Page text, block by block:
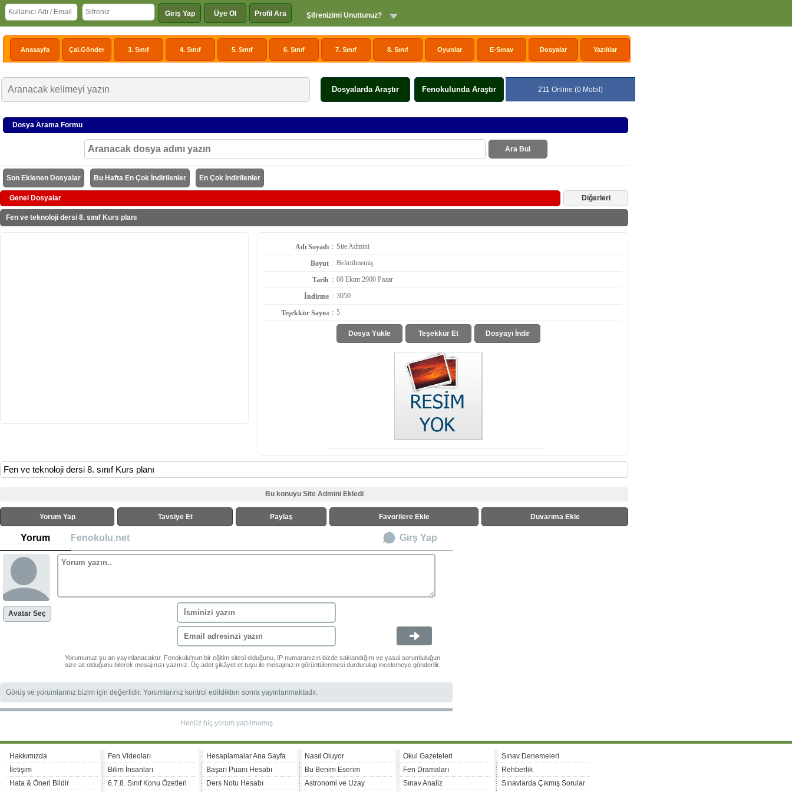
Giriş Yap Üye Ol Profil Ara Şifrenizimi Unuttunuz?
Anasayfa Çal.Gönder 3. Sınıf 4. Sınıf 5. Sınıf 6. Sınıf 7. Sınıf 8. Sınıf Oyunlar E-Sınav Dosyalar Yazılılar
Dosyalarda Araştır Fenokulunda Araştır 211 Online (0 Mobil)
Dosya Arama Formu
Ara Bul
Son Eklenen Dosyalar Bu Hafta En Çok İndirilenler En Çok İndirilenler
Genel Dosyalar Diğerleri
Fen ve teknoloji dersi 8. sınıf Kurs planı
Adı Soyadı : Site Admini
Boyut : Belirtilmemiş
Tarih : 08 Ekim 2000 Pazar
İndirme : 3050
Teşekkür Sayısı : 5
Dosya Yükle Teşekkür Et Dosyayı İndir
Fen ve teknoloji dersi 8. sınıf Kurs planı
Bu konuyu Site Admini Ekledi
Yorum Yap Tavsiye Et Paylaş Favorilere Ekle Duvarıma Ekle
Yorum Fenokulu.net Girş Yap
Avatar Seç
Yorumunuz şu an yayınlanacaktır. Fenokulu'nun bir eğitim sitesi olduğunu, IP numaranızın bizde saklandığını ve yasal sorumluluğun
size ait olduğunu bilerek mesajınızı yazınız. Üç adet şikâyet et tuşu ile mesajınızın görüntülenmesi durdurulup incelemeye gönderilir.
Görüş ve yorumlarınız bizim için değerlidir. Yorumlarınız kontrol edildikten sonra yayınlanmaktadır.
Henüz hiç yorum yapılmamış
Hakkımızda
İletişim
Hata & Öneri Bildir
Fen Videoları
Bilim İnsanları
6.7.8. Sınıf Konu Özetleri
Hesaplamalar Ana Sayfa
Başarı Puanı Hesabı
Ders Notu Hesabı
Nasıl Oluyor
Bu Benim Eserim
Astronomi ve Uzay
Okul Gazeteleri
Fen Dramaları
Sınav Analiz
Sınav Denemeleri
Rehberlik
Sınavlarda Çıkmış Sorular